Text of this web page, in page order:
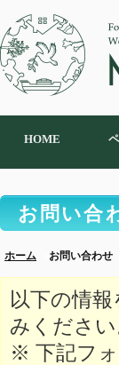
HOME
お問い合
ホーム お問い合わせ
以下の情
みください
※ 下記フ